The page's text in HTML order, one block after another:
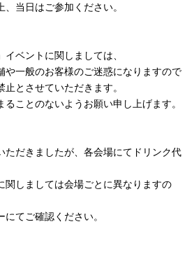
当日はご参加ください。
ベントに関しましては、
や一般のお客様のご迷惑になりますので
とさせていただきます。
ことのないようお願い申し上げます。
ただきましたが、各会場にてドリンク代
関しましては会場ごとに異なりますの
てご確認ください。